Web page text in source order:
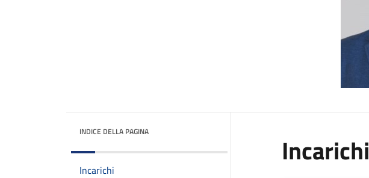
INDICE DELLA PAGINA
Incarichi
Incarichi